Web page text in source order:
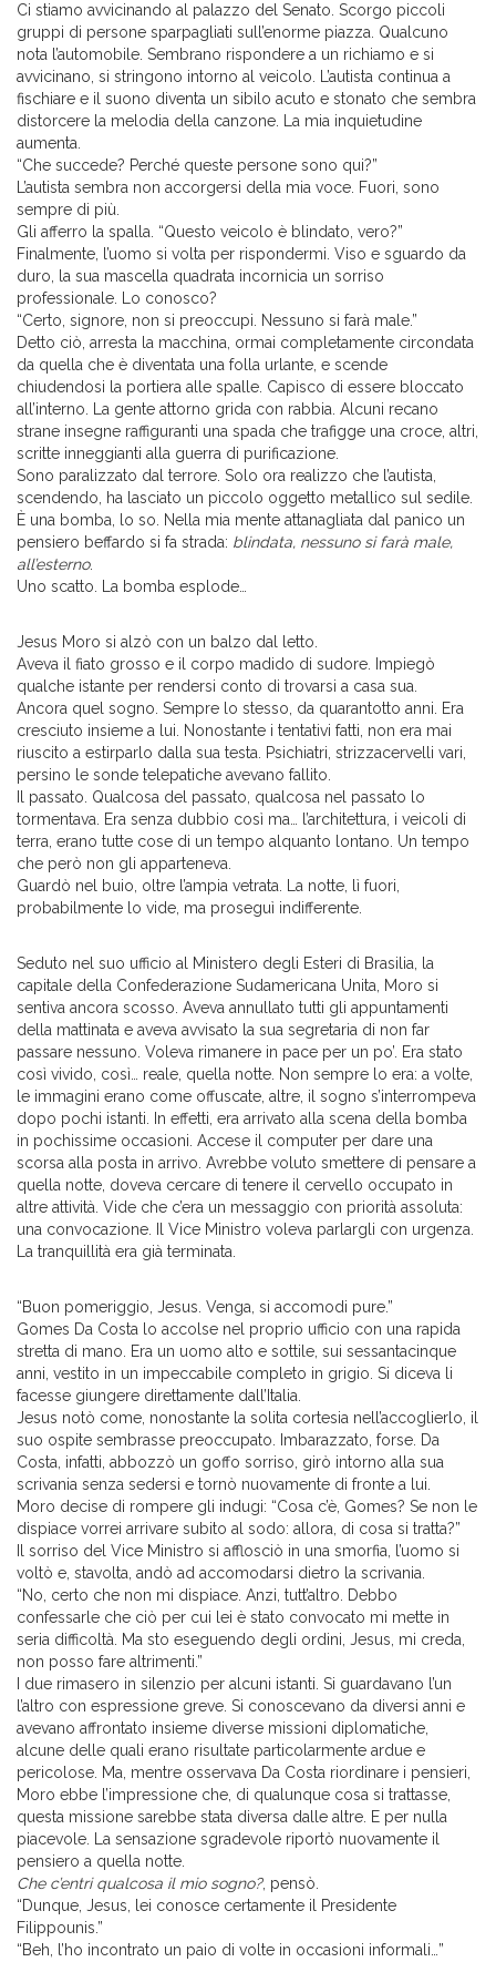
Ci stiamo avvicinando al palazzo del Senato. Scorgo piccoli
gruppi di persone sparpagliati sull’enorme piazza. Qualcuno
nota l’automobile. Sembrano rispondere a un richiamo e si
avvicinano, si stringono intorno al veicolo. L’autista continua a
fischiare e il suono diventa un sibilo acuto e stonato che sembra
distorcere la melodia della canzone. La mia inquietudine
aumenta.
“Che succede? Perché queste persone sono qui?”
L’autista sembra non accorgersi della mia voce. Fuori, sono
sempre di più.
Gli afferro la spalla. “Questo veicolo è blindato, vero?”
Finalmente, l’uomo si volta per rispondermi. Viso e sguardo da
duro, la sua mascella quadrata incornicia un sorriso
professionale. Lo conosco?
“Certo, signore, non si preoccupi. Nessuno si farà male.”
Detto ciò, arresta la macchina, ormai completamente circondata
da quella che è diventata una folla urlante, e scende
chiudendosi la portiera alle spalle. Capisco di essere bloccato
all’interno. La gente attorno grida con rabbia. Alcuni recano
strane insegne raffiguranti una spada che trafigge una croce, altri,
scritte inneggianti alla guerra di purificazione.
Sono paralizzato dal terrore. Solo ora realizzo che l’autista,
scendendo, ha lasciato un piccolo oggetto metallico sul sedile.
È una bomba, lo so. Nella mia mente attanagliata dal panico un
pensiero beffardo si fa strada: blindata, nessuno si farà male,
all’esterno.
Uno scatto. La bomba esplode…
Jesus Moro si alzò con un balzo dal letto.
Aveva il fiato grosso e il corpo madido di sudore. Impiegò
qualche istante per rendersi conto di trovarsi a casa sua.
Ancora quel sogno. Sempre lo stesso, da quarantotto anni. Era
cresciuto insieme a lui. Nonostante i tentativi fatti, non era mai
riuscito a estirparlo dalla sua testa. Psichiatri, strizzacervelli vari,
persino le sonde telepatiche avevano fallito.
Il passato. Qualcosa del passato, qualcosa nel passato lo
tormentava. Era senza dubbio così ma… l’architettura, i veicoli di
terra, erano tutte cose di un tempo alquanto lontano. Un tempo
che però non gli apparteneva.
Guardò nel buio, oltre l’ampia vetrata. La notte, lì fuori,
probabilmente lo vide, ma proseguì indifferente.
Seduto nel suo ufficio al Ministero degli Esteri di Brasilia, la
capitale della Confederazione Sudamericana Unita, Moro si
sentiva ancora scosso. Aveva annullato tutti gli appuntamenti
della mattinata e aveva avvisato la sua segretaria di non far
passare nessuno. Voleva rimanere in pace per un po’. Era stato
così vivido, così… reale, quella notte. Non sempre lo era: a volte,
le immagini erano come offuscate, altre, il sogno s’interrompeva
dopo pochi istanti. In effetti, era arrivato alla scena della bomba
in pochissime occasioni. Accese il computer per dare una
scorsa alla posta in arrivo. Avrebbe voluto smettere di pensare a
quella notte, doveva cercare di tenere il cervello occupato in
altre attività. Vide che c’era un messaggio con priorità assoluta:
una convocazione. Il Vice Ministro voleva parlargli con urgenza.
La tranquillità era già terminata.
“Buon pomeriggio, Jesus. Venga, si accomodi pure.”
Gomes Da Costa lo accolse nel proprio ufficio con una rapida
stretta di mano. Era un uomo alto e sottile, sui sessantacinque
anni, vestito in un impeccabile completo in grigio. Si diceva li
facesse giungere direttamente dall’Italia.
Jesus notò come, nonostante la solita cortesia nell’accoglierlo, il
suo ospite sembrasse preoccupato. Imbarazzato, forse. Da
Costa, infatti, abbozzò un goffo sorriso, girò intorno alla sua
scrivania senza sedersi e tornò nuovamente di fronte a lui.
Moro decise di rompere gli indugi: “Cosa c’è, Gomes? Se non le
dispiace vorrei arrivare subito al sodo: allora, di cosa si tratta?”
Il sorriso del Vice Ministro si afflosciò in una smorfia, l’uomo si
voltò e, stavolta, andò ad accomodarsi dietro la scrivania.
“No, certo che non mi dispiace. Anzi, tutt’altro. Debbo
confessarle che ciò per cui lei è stato convocato mi mette in
seria difficoltà. Ma sto eseguendo degli ordini, Jesus, mi creda,
non posso fare altrimenti.”
I due rimasero in silenzio per alcuni istanti. Si guardavano l’un
l’altro con espressione greve. Si conoscevano da diversi anni e
avevano affrontato insieme diverse missioni diplomatiche,
alcune delle quali erano risultate particolarmente ardue e
pericolose. Ma, mentre osservava Da Costa riordinare i pensieri,
Moro ebbe l’impressione che, di qualunque cosa si trattasse,
questa missione sarebbe stata diversa dalle altre. E per nulla
piacevole. La sensazione sgradevole riportò nuovamente il
pensiero a quella notte.
Che c’entri qualcosa il mio sogno?, pensò.
“Dunque, Jesus, lei conosce certamente il Presidente
Filippounis.”
“Beh, l’ho incontrato un paio di volte in occasioni informali…”